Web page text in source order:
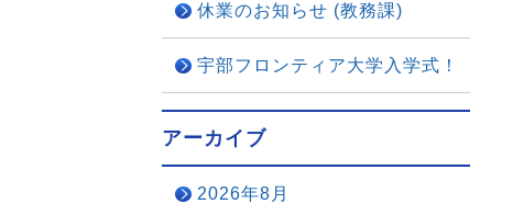
休業のお知らせ (教務課)
宇部フロンティア大学入学式！
アーカイブ
2026年8月